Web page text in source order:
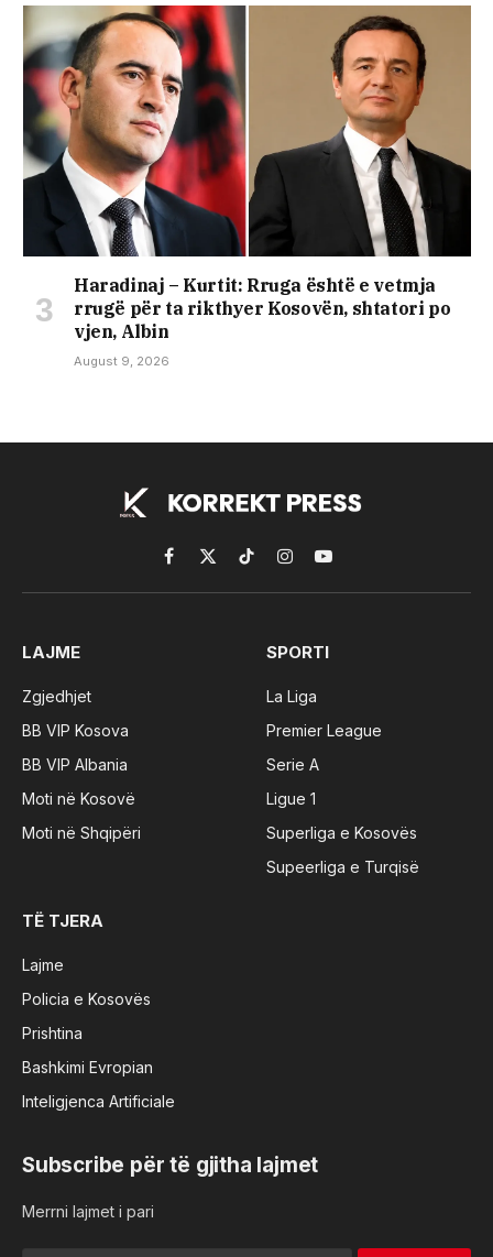
Haradinaj – Kurtit: Rruga është e vetmja
rrugë për ta rikthyer Kosovën, shtatori po
vjen, Albin
August 9, 2026
Facebook
X
(Twitter)
TikTokInstagramYouTube
LAJME
Zgjedhjet
BB VIP Kosova
BB VIP Albania
Moti në Kosovë
Moti në Shqipëri
SPORTI
La Liga
Premier League
Serie A
Ligue 1
Superliga e Kosovës
Supeerliga e Turqisë
TË TJERA
Lajme
Policia e Kosovës
Prishtina
Bashkimi Evropian
Inteligjenca Artificiale
Subscribe për të gjitha lajmet
Merrni lajmet i pari